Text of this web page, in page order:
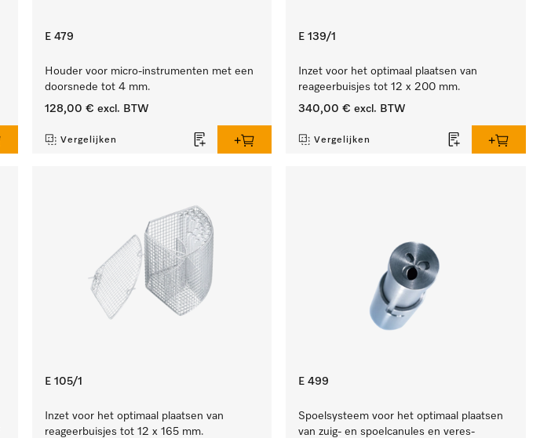
E 479
Houder voor micro-instrumenten met een
doorsnede tot 4 mm.
128,00 € excl. BTW
Vergelijken
E 139/1
Inzet voor het optimaal plaatsen van
reageerbuisjes tot 12 x 200 mm.
340,00 € excl. BTW
Vergelijken
E 105/1
Inzet voor het optimaal plaatsen van
reageerbuisjes tot 12 x 165 mm.
E 499
Spoelsysteem voor het optimaal plaatsen
van zuig- en spoelcanules en veres-